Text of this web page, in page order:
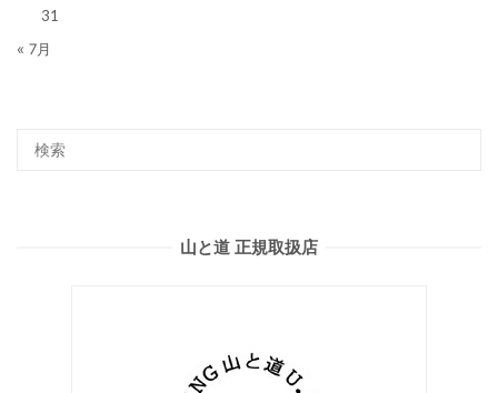
31
« 7月
山と道 正規取扱店